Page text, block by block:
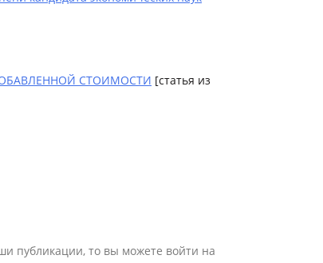
СТОИМОСТИ [статья из
публикации, то вы можете войти на